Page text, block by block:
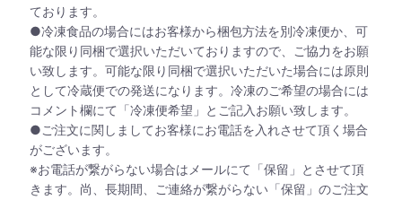
ております。
●冷凍食品の場合にはお客様から梱包方法を別冷凍便か、可
能な限り同梱で選択いただいておりますので、ご協力をお願
い致します。可能な限り同梱で選択いただいた場合には原則
として冷蔵便での発送になります。冷凍のご希望の場合には
コメント欄にて「冷凍便希望」とご記入お願い致します。
●ご注文に関しましてお客様にお電話を入れさせて頂く場合
がございます。
※お電話が繋がらない場合はメールにて「保留」とさせて頂
きます。尚、長期間、ご連絡が繋がらない「保留」のご注文